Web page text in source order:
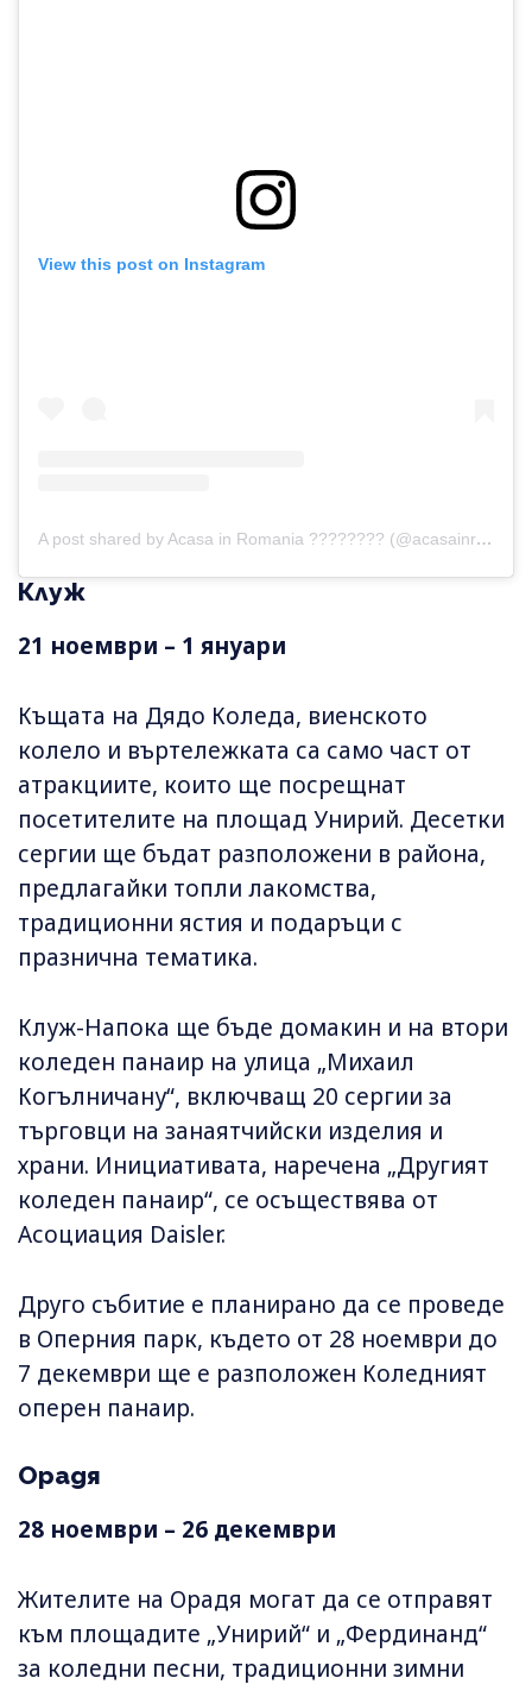
View this post on Instagram
A post shared by Acasa in Romania ???????? (@acasainromania)
Клуж
21 ноември – 1 януари
Къщата на Дядо Коледа, виенското
колело и въртележката са само част от
атракциите, които ще посрещнат
посетителите на площад Унирий. Десетки
сергии ще бъдат разположени в района,
предлагайки топли лакомства,
традиционни ястия и подаръци с
празнична тематика.
Клуж-Напока ще бъде домакин и на втори
коледен панаир на улица „Михаил
Когълничану“, включващ 20 сергии за
търговци на занаятчийски изделия и
храни. Инициативата, наречена „Другият
коледен панаир“, се осъществява от
Асоциация Daisler.
Друго събитие е планирано да се проведе
в Оперния парк, където от 28 ноември до
7 декември ще e разположен Коледният
оперен панаир.
Орадя
28 ноември – 26 декември
Жителите на Орадя могат да се отправят
към площадите „Унирий“ и „Фердинанд“
за коледни песни, традиционни зимни